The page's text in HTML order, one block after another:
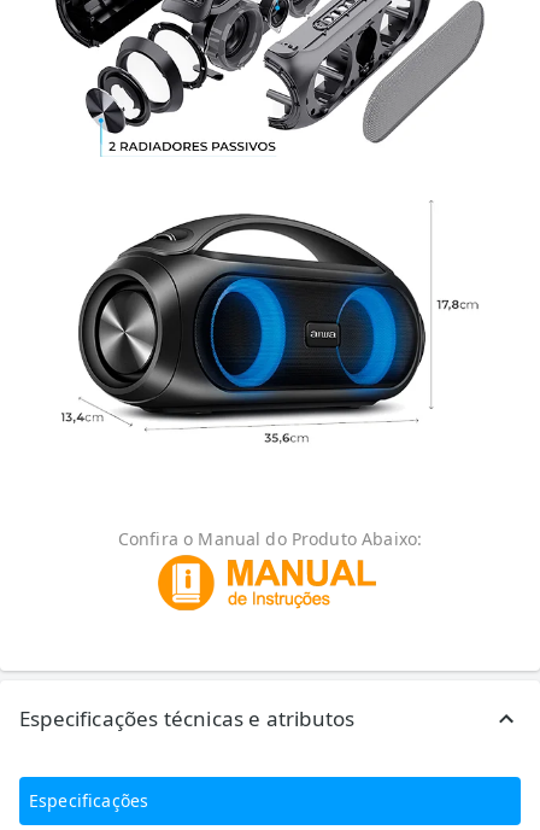
Confira o Manual do Produto Abaixo:
Especificações técnicas e atributos
Especificações